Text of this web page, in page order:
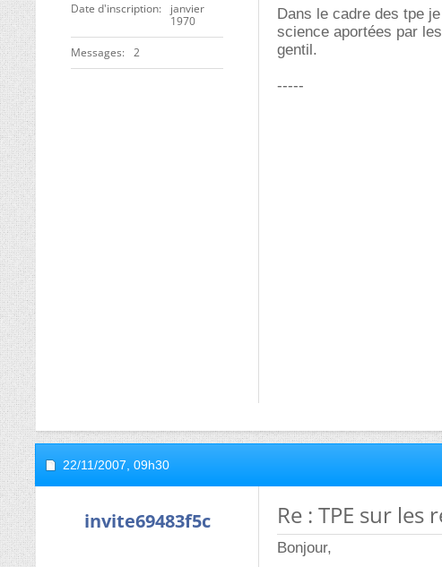
Date d'inscription
janvier
1970
Messages 2
Dans le cadre des tpe
science aportées par
gentil.
-----
22/11/2007, 09h30
invite69483f5c Re : TPE sur
Bonjour,